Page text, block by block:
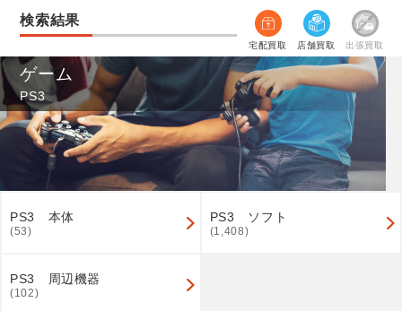
検索結果
宅配買取 店舗買取 出張買取
ゲーム
PS3
PS3 本体
(53)
PS3 ソフト
(1,408)
PS3 周辺機器
(102)